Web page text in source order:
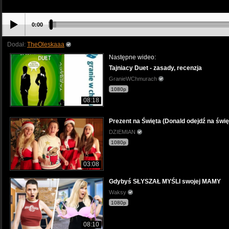
0:00
Dodał: TheOleskaaa
08:18
Następne wideo:
Tajniacy Duet - zasady, recenzja
GranieWChmurach
1080p
03:08
Prezent na Święta (Donald odejdź na
DZIEMIAN
1080p
08:10
Gdybyś SŁYSZAŁ MYŚLI swojej MAMY
Waksy
1080p